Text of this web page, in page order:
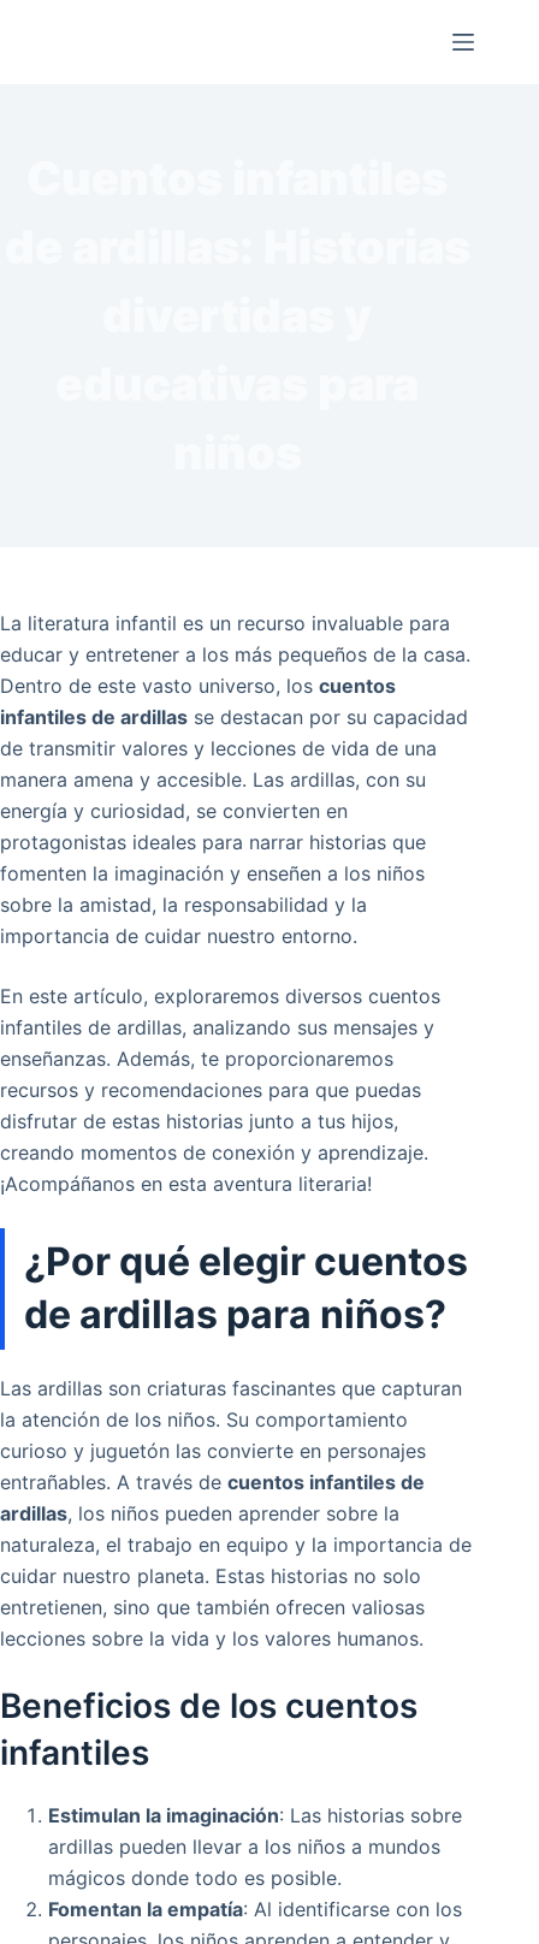
La literatura infantil es un recurso invaluable para
educar y entretener a los más pequeños de la casa.
Dentro de este vasto universo, los cuentos
infantiles de ardillas se destacan por su capacidad
de transmitir valores y lecciones de vida de una
manera amena y accesible. Las ardillas, con su
energía y curiosidad, se convierten en
protagonistas ideales para narrar historias que
fomenten la imaginación y enseñen a los niños
sobre la amistad, la responsabilidad y la
importancia de cuidar nuestro entorno.
En este artículo, exploraremos diversos cuentos
infantiles de ardillas, analizando sus mensajes y
enseñanzas. Además, te proporcionaremos
recursos y recomendaciones para que puedas
disfrutar de estas historias junto a tus hijos,
creando momentos de conexión y aprendizaje.
¡Acompáñanos en esta aventura literaria!
¿Por qué elegir cuentos
de ardillas para niños?
Las ardillas son criaturas fascinantes que capturan
la atención de los niños. Su comportamiento
curioso y juguetón las convierte en personajes
entrañables. A través de cuentos infantiles de
ardillas, los niños pueden aprender sobre la
naturaleza, el trabajo en equipo y la importancia de
cuidar nuestro planeta. Estas historias no solo
entretienen, sino que también ofrecen valiosas
lecciones sobre la vida y los valores humanos.
Beneficios de los cuentos
infantiles
Estimulan la imaginación: Las historias sobre
ardillas pueden llevar a los niños a mundos
mágicos donde todo es posible.
Fomentan la empatía: Al identificarse con los